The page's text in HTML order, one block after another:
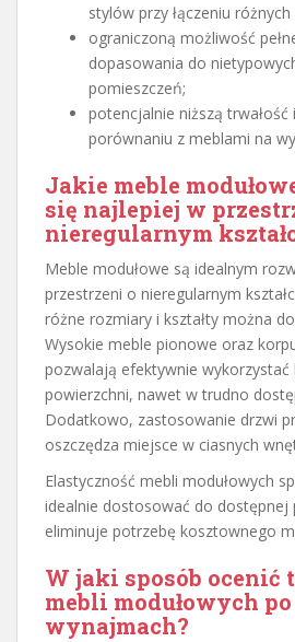
stylów przy łączeniu różnych
ograniczoną możliwość
dopasowania do
pomieszczeń;
potencjalnie niższą
porównaniu z meblami na
Jakie meble
się najlepiej w
nieregularnym
Meble modułowe są idealnym
przestrzeni o nieregularnym
różne rozmiary i kształty można
Wysokie meble pionowe oraz
pozwalają efektywnie
powierzchni, nawet w trudno
Dodatkowo, zastosowanie drzwi
oszczędza miejsce w ciasnych
Elastyczność mebli modułowych
idealnie dostosować do dostępnej
eliminuje potrzebę kosztownego
W jaki sposób ocenić
mebli modułowych
wynajmach?